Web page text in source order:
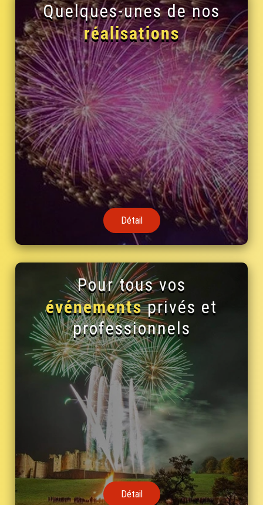
Quelques-unes de nos
réalisations
Détail
Pour tous vos
événementsprivés et
professionnels
Détail